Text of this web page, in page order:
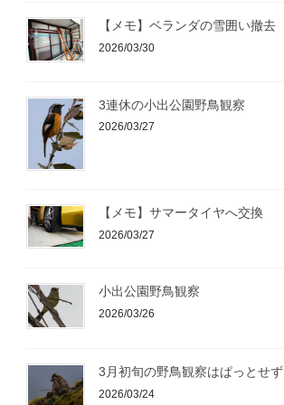
【メモ】ベランダの雪囲い撤去
2026/03/30
3連休の小出公園野鳥観察
2026/03/27
【メモ】サマータイヤへ交換
2026/03/27
小出公園野鳥観察
2026/03/26
3月初旬の野鳥観察はぱっとせず
2026/03/24